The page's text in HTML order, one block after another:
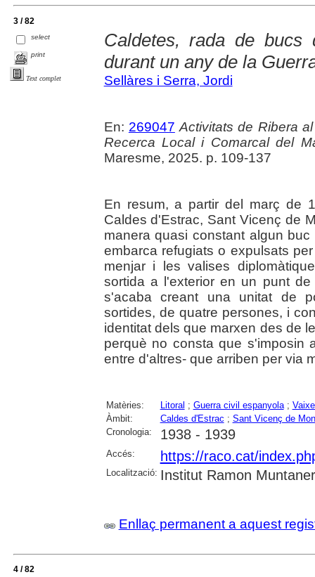
3 / 82
select
print
Text complet
Caldetes, rada de bucs
durant un any de la
Sellàres i Serra, Jordi
En: 269047 Activitats de Ribera
Recerca Local i Comarcal del
Maresme, 2025. p. 109-137
En resum, a partir del març de
Caldes d'Estrac, Sant Vicenç de
manera quasi constant algun
embarca refugiats o expulsats
menjar i les valises
sortida a l'exterior en un punt
s'acaba creant una unitat de
sortides, de quatre persones, i
identitat dels que marxen des de
perquè no consta que s'imposin
entre d'altres- que arriben per via
Matèries: Litoral ; Guerra civil espanyola;
Àmbit:
Caldes d'Estrac ; Sant Vicenç de
Cronologia:
1938 - 1939
Accés: https://raco.cat/
Localització: Institut Ramon Muntaner
Enllaç permanent a aquest
4 / 82